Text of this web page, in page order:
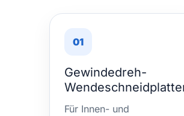
01
Gewindedreh-
Für Innen- und